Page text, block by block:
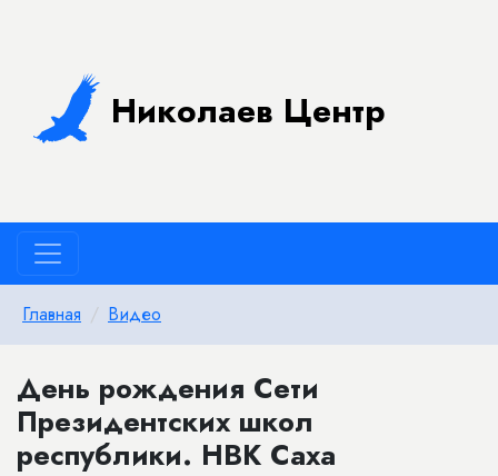
Николаев Центр
Главная Видео
День рождения Сети
Президентских школ
республики. НВК Саха